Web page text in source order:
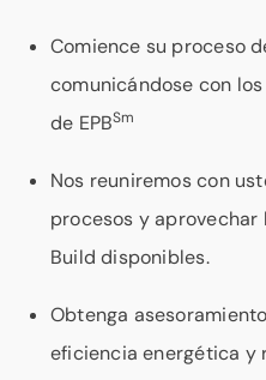
Comience su proceso
comunicándose con
de EPBSm
Nos reuniremos con
procesos y
Build disponibles.
Obtenga
eficiencia energética y